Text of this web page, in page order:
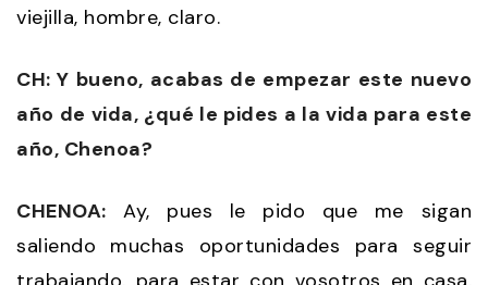
viejilla, hombre, claro.
CH: Y bueno, acabas de empezar este nuevo
año de vida, ¿qué le pides a la vida para este
año, Chenoa?
CHENOA: Ay, pues le pido que me sigan
saliendo muchas oportunidades para seguir